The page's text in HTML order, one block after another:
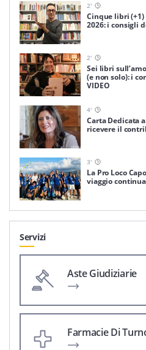
2'
Cinque libri
2026: i consigli
2'
Sei libri
(e non solo): i
VIDEO
4'
Carta Dedicata
ricevere il
3'
La Pro Loco
viaggio
Servizi
Aste Giudiziarie
Farmacie Di